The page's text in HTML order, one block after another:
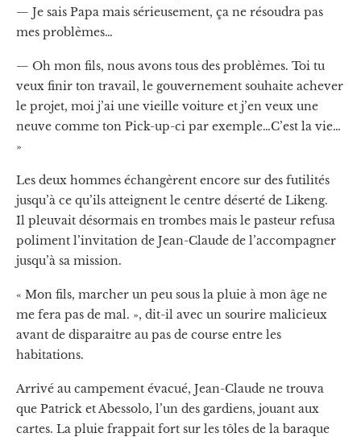
— Je sais Papa mais sérieusement, ça ne résoudra pas
mes problèmes…
— Oh mon fils, nous avons tous des problèmes. Toi tu
veux finir ton travail, le gouvernement souhaite achever
le projet, moi j’ai une vieille voiture et j’en veux une
neuve comme ton Pick-up-ci par exemple…C’est la vie…
»
Les deux hommes échangèrent encore sur des futilités
jusqu’à ce qu’ils atteignent le centre déserté de Likeng.
Il pleuvait désormais en trombes mais le pasteur refusa
poliment l’invitation de Jean-Claude de l’accompagner
jusqu’à sa mission.
« Mon fils, marcher un peu sous la pluie à mon âge ne
me fera pas de mal. », dit-il avec un sourire malicieux
avant de disparaitre au pas de course entre les
habitations.
Arrivé au campement évacué, Jean-Claude ne trouva
que Patrick et Abessolo, l’un des gardiens, jouant aux
cartes. La pluie frappait fort sur les tôles de la baraque